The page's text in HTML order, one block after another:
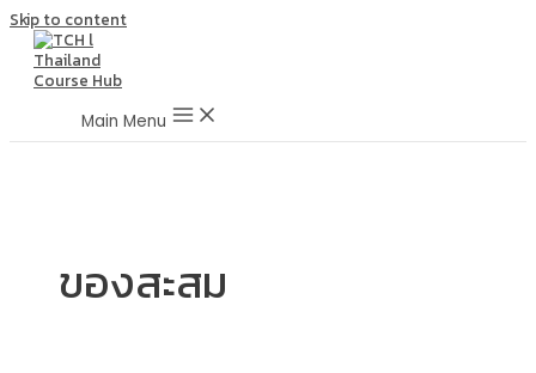
Skip to content
Main Menu
ของสะสม